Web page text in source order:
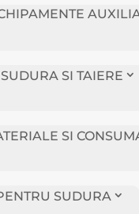
SI TAIERE
SI
SUDURA